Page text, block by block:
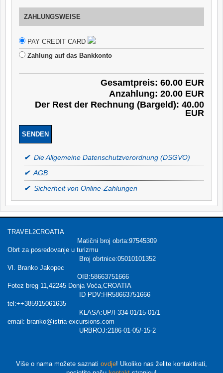
ZAHLUNGSWEISE
PAY CREDIT CARD
Zahlung auf das Bankkonto
Gesamtpreis: 60.00 EUR
Anzahlung: 20.00 EUR
Der Rest der Rechnung (Bargeld): 40.00
EUR
✔ Die Allgemeine Datenschutzverordnung (DSGVO)
✔ AGB
✔ Sicherheit von Online-Zahlungen
TRAVEL2CROATIA
Matični broj obrta:97545309
Obrt za posredovanje u turizmu
Broj obrtnice:05010101352
Vl. Branko Jakopec
OIB:58663751666
Fotez breg 11,42245 Donja Voća,CROATIA
ID PDV:HR58663751666
tel:++385915061635
KLASA:UP/I-334-01/15-01/1
email: branko@istria-excursions.com
URBROJ:2186-01-05/-15-2
Više o nama možete saznati ovdje! Ukoliko nas želite kontaktirati,